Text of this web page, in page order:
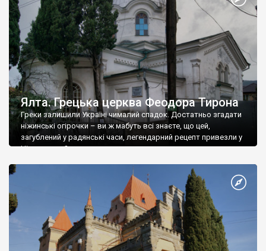
Ялта. Грецька церква Феодора Тирона
Греки залишили Україні чималий спадок. Достатньо згадати
ніжинські огірочки – ви ж мабуть всі знаєте, що цей,
загублений у радянські часи, легендарний рецепт привезли у
Ніжин греки?